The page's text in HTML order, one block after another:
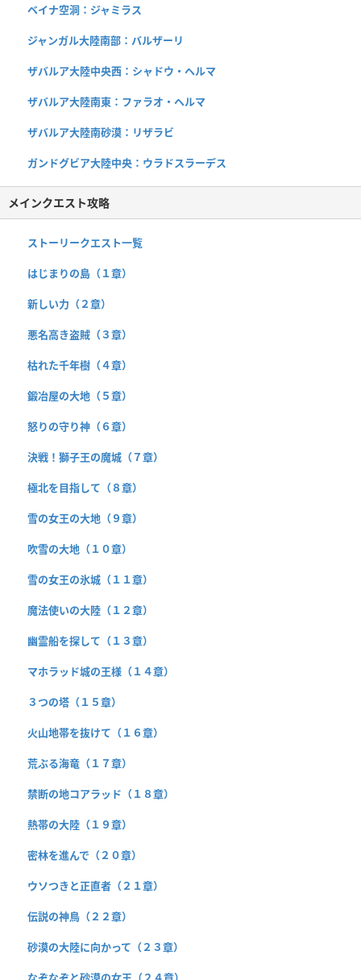
ベイナ空洞：ジャミラス
ジャンガル大陸南部：バルザーリ
ザバルア大陸中央西：シャドウ・ヘルマ
ザバルア大陸南東：ファラオ・ヘルマ
ザバルア大陸南砂漠：リザラビ
ガンドグビア大陸中央：ウラドスラーデス
メインクエスト攻略
ストーリークエスト一覧
はじまりの島（１章）
新しい力（２章）
悪名高き盗賊（３章）
枯れた千年樹（４章）
鍛冶屋の大地（５章）
怒りの守り神（６章）
決戦！獅子王の魔城（７章）
極北を目指して（８章）
雪の女王の大地（９章）
吹雪の大地（１０章）
雪の女王の氷城（１１章）
魔法使いの大陸（１２章）
幽霊船を探して（１３章）
マホラッド城の王様（１４章）
３つの塔（１５章）
火山地帯を抜けて（１６章）
荒ぶる海竜（１７章）
禁断の地コアラッド（１８章）
熱帯の大陸（１９章）
密林を進んで（２０章）
ウソつきと正直者（２１章）
伝説の神鳥（２２章）
砂漠の大陸に向かって（２３章）